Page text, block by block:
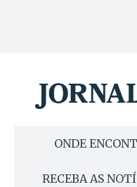
ONDE
RECEBA AS